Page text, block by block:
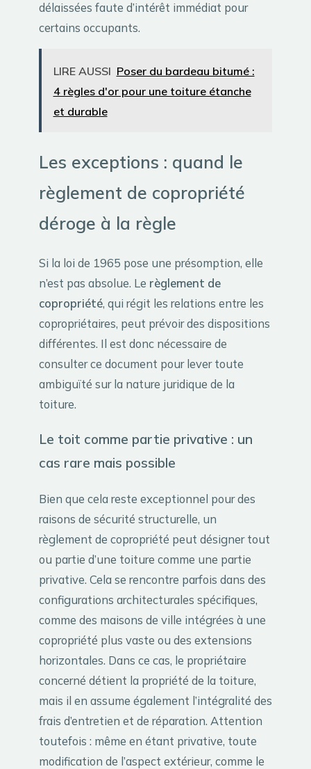
délaissées faute d’intérêt immédiat pour
certains occupants.
LIRE AUSSI Poser du bardeau bitumé :
4 règles d'or pour une toiture étanche
et durable
Les exceptions : quand le
règlement de copropriété
déroge à la règle
Si la loi de 1965 pose une présomption, elle
n’est pas absolue. Le règlement de
copropriété, qui régit les relations entre les
copropriétaires, peut prévoir des dispositions
différentes. Il est donc nécessaire de
consulter ce document pour lever toute
ambiguïté sur la nature juridique de la
toiture.
Le toit comme partie privative : un
cas rare mais possible
Bien que cela reste exceptionnel pour des
raisons de sécurité structurelle, un
règlement de copropriété peut désigner tout
ou partie d’une toiture comme une partie
privative. Cela se rencontre parfois dans des
configurations architecturales spécifiques,
comme des maisons de ville intégrées à une
copropriété plus vaste ou des extensions
horizontales. Dans ce cas, le propriétaire
concerné détient la propriété de la toiture,
mais il en assume également l’intégralité des
frais d’entretien et de réparation. Attention
toutefois : même en étant privative, toute
modification de l’aspect extérieur, comme le